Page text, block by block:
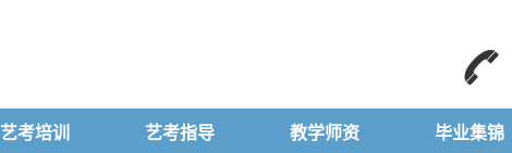
艺考培训 艺考指导 教学师资 毕业集锦